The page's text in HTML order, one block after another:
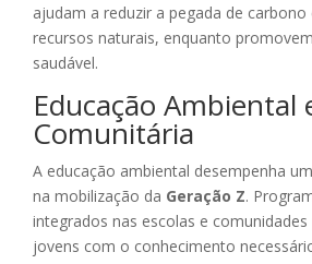
ajudam a reduzir a pegada de carbono
recursos naturais, enquanto
saudável.
Educação Ambiental
Comunitária
A educação ambiental desempenha
na mobilização da Geração Z.
integrados nas escolas e
jovens com o conhecimento